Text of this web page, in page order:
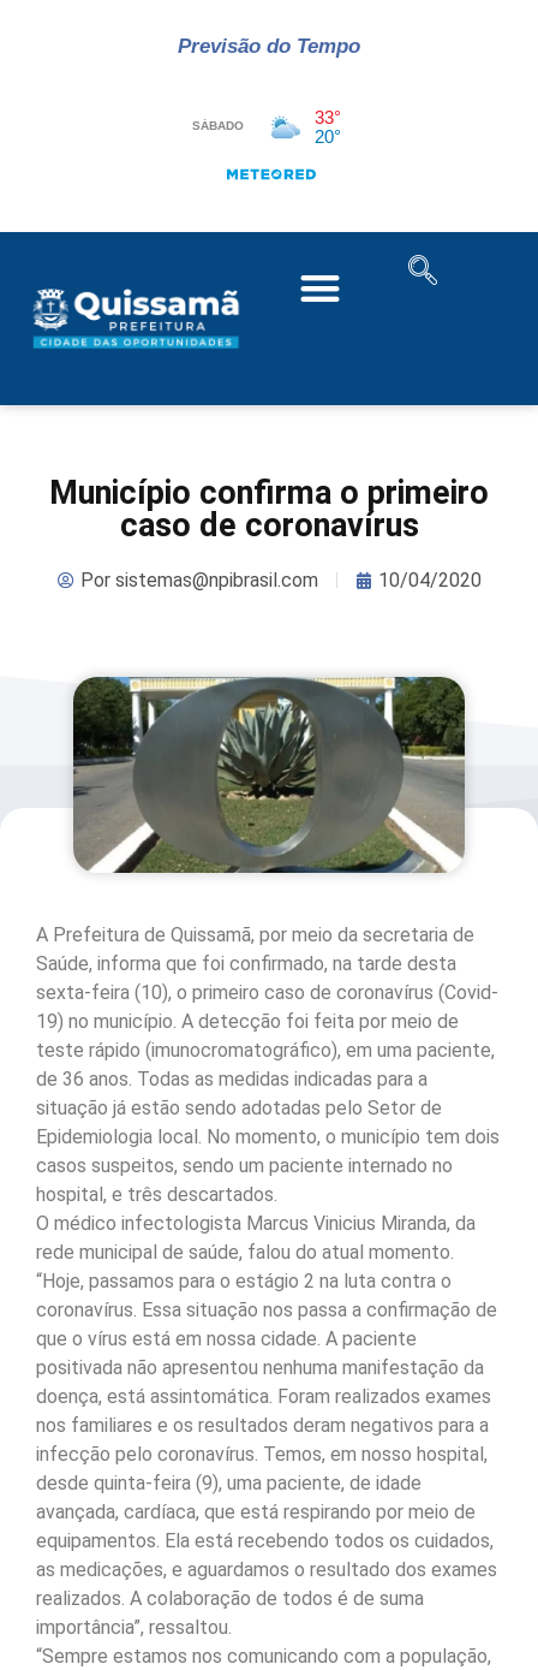
Previsão do Tempo
Município confirma o primeiro
caso de coronavírus
Porsistemas@npibrasil.com 10/04/2020
A Prefeitura de Quissamã, por meio da secretaria de
Saúde, informa que foi confirmado, na tarde desta
sexta-feira (10), o primeiro caso de coronavírus (Covid-
19) no município. A detecção foi feita por meio de
teste rápido (imunocromatográfico), em uma paciente,
de 36 anos. Todas as medidas indicadas para a
situação já estão sendo adotadas pelo Setor de
Epidemiologia local. No momento, o município tem dois
casos suspeitos, sendo um paciente internado no
hospital, e três descartados.
O médico infectologista Marcus Vinicius Miranda, da
rede municipal de saúde, falou do atual momento.
“Hoje, passamos para o estágio 2 na luta contra o
coronavírus. Essa situação nos passa a confirmação de
que o vírus está em nossa cidade. A paciente
positivada não apresentou nenhuma manifestação da
doença, está assintomática. Foram realizados exames
nos familiares e os resultados deram negativos para a
infecção pelo coronavírus. Temos, em nosso hospital,
desde quinta-feira (9), uma paciente, de idade
avançada, cardíaca, que está respirando por meio de
equipamentos. Ela está recebendo todos os cuidados,
as medicações, e aguardamos o resultado dos exames
realizados. A colaboração de todos é de suma
importância”, ressaltou.
“Sempre estamos nos comunicando com a população,